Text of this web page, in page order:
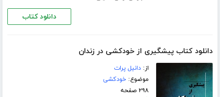
دانلود کتاب
دانلود کتاب پیشگیری از خودکشی در زندان
از:دانیل پرات
موضوع:خودکشی
۲۹۸ صفحه